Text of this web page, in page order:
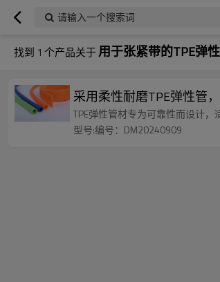
请输入一个搜索词
找到 1 个产品关于用于张紧带的TPE弹
采用柔性耐磨TPE弹性管
TPE弹性管材专为可靠性而设计
型号:编号：DM20240909